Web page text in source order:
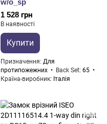
w/o_sp
1 528 грн
В наявності
Купити
Призначення Для
протипожежних
Back Set 65
Країна-виробник
Італія